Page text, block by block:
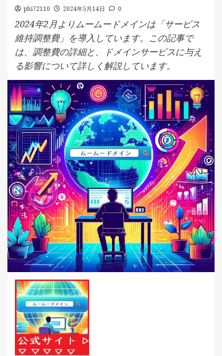
phi72110 2024年5月14日 0
2024年2月よりムームードメインは「サービス
維持調整費」を導入しています。この記事で
は、調整費の詳細と、ドメインサービスに与え
る影響について詳しく解説しています。